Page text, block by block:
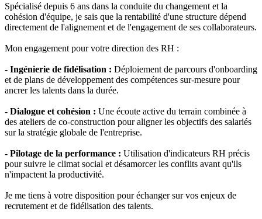
Spécialisé depuis 6 ans dans la conduite du changement et la
cohésion d'équipe, je sais que la rentabilité d'une structure dépend
directement de l'alignement et de l'engagement de ses collaborateurs.
Mon engagement pour votre direction des RH :
- Ingénierie de fidélisation : Déploiement de parcours d'onboarding
et de plans de développement des compétences sur-mesure pour
ancrer les talents dans la durée.
- Dialogue et cohésion : Une écoute active du terrain combinée à
des ateliers de co-construction pour aligner les objectifs des salariés
sur la stratégie globale de l'entreprise.
- Pilotage de la performance : Utilisation d'indicateurs RH précis
pour suivre le climat social et désamorcer les conflits avant qu'ils
n'impactent la productivité.
Je me tiens à votre disposition pour échanger sur vos enjeux de
recrutement et de fidélisation des talents.